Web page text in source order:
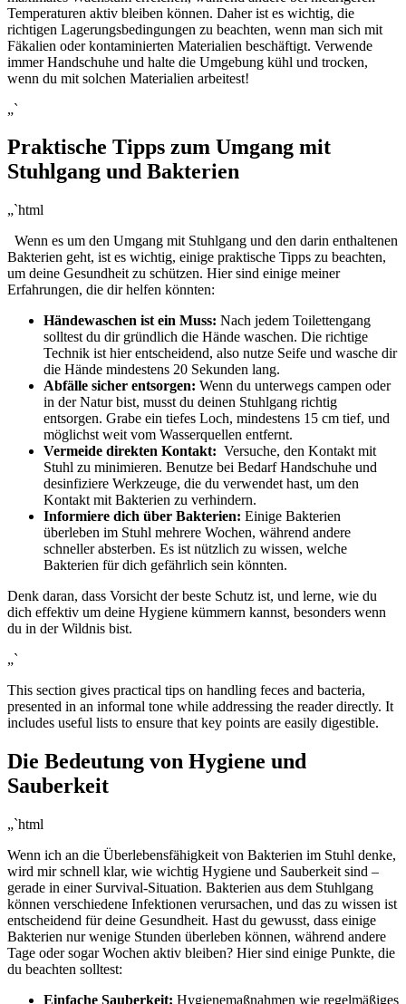
Temperaturen aktiv ​bleiben können.​ Daher ist es wichtig, die
richtigen Lagerungsbedingungen zu beachten,⁢ wenn man sich mit
Fäkalien oder kontaminierten ‍Materialien beschäftigt. ⁤Verwende​
immer Handschuhe ⁤und halte die Umgebung kühl und trocken,
wenn du⁣ mit solchen Materialien arbeitest!
„`
Praktische Tipps ‍zum Umgang ⁢mit
Stuhlgang und Bakterien
„`html
⁢ ⁣ Wenn es um den Umgang ⁤mit Stuhlgang ‍und den darin enthaltenen
Bakterien geht, ist es wichtig, einige praktische Tipps zu beachten,
um deine Gesundheit zu schützen.⁣ Hier sind einige ​meiner
Erfahrungen, die dir helfen könnten:
Händewaschen ist ein Muss: Nach jedem‌ Toilettengang
solltest du dir gründlich die Hände waschen. Die‍ richtige
Technik ist hier entscheidend, also ‍nutze Seife und wasche dir
die Hände mindestens 20 Sekunden ⁢lang.
Abfälle⁢ sicher entsorgen: Wenn du⁣ unterwegs campen oder
in der⁤ Natur bist, musst du deinen Stuhlgang‍ richtig
⁢entsorgen. Grabe ein‍ tiefes Loch, mindestens ​15 cm tief, und
möglichst weit vom Wasserquellen entfernt.
Vermeide direkten Kontakt: ​ Versuche,⁣ den Kontakt mit
Stuhl zu minimieren. Benutze bei‍ Bedarf Handschuhe und
⁢desinfiziere ⁢Werkzeuge, die du verwendet hast, um den
Kontakt mit⁢ Bakterien ‍zu verhindern.
Informiere‌ dich über Bakterien: Einige Bakterien
überleben im‍ Stuhl mehrere Wochen, während andere
schneller absterben. ‍Es ist nützlich zu wissen, welche
Bakterien für dich gefährlich sein könnten.
Denk daran, dass Vorsicht der beste Schutz ist, und lerne,⁣ wie du
dich effektiv um deine Hygiene kümmern kannst, besonders wenn
du in der Wildnis ‌bist.
„`⁤
This section gives practical tips on ‌handling ⁤feces and ⁢bacteria,
presented ⁣in an informal tone while addressing the‍ reader directly. It
includes useful⁢ lists to ensure that key points are easily digestible.
Die‍ Bedeutung von Hygiene und
Sauberkeit
„`html
Wenn ‍ich an⁤ die Überlebensfähigkeit ‍von Bakterien im Stuhl denke,
wird mir schnell klar, wie wichtig Hygiene und Sauberkeit sind –
gerade in einer Survival-Situation. Bakterien aus dem Stuhlgang
können verschiedene ‍Infektionen verursachen, und das zu ‌wissen ist
entscheidend‌ für ⁣deine Gesundheit. Hast du gewusst, dass einige
‍Bakterien nur wenige Stunden überleben können, während ⁤andere
Tage‌ oder sogar Wochen aktiv⁣ bleiben? Hier ‍sind einige Punkte, die
‍du beachten solltest:
Einfache Sauberkeit: Hygienemaßnahmen wie regelmäßiges